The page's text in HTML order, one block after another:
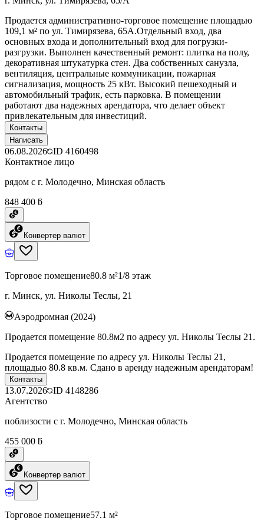
Продается административно-торговое помещение площадью
109,1 м² по ул. Тимирязева, 65А.Отдельный вход, два
основных входа и дополнительный вход для погрузки-
разгрузки. Выполнен качественный ремонт: плитка на полу,
декоративная штукатурка стен. Два собственных санузла,
вентиляция, центральные коммуникации, пожарная
сигнализация, мощность 25 кВт. Высокий пешеходный и
автомобильный трафик, есть парковка. В помещении
работают два надежных арендатора, что делает объект
привлекательным для инвестиций.
Контакты
Написать
06.08.2026 ID 4160498
Контактное лицо
рядом с г. Молодечно, Минская область
848 400 ƃ
Конвертер валют
Торговое помещение80.8 м²1/8 этаж
г. Минск, ул. Николы Теслы, 21
Аэродромная (2024)
Продается помещение 80.8м2 по адресу ул. Николы Теслы 21.
Продается помещение по адресу ул. Николы Теслы 21,
площадью 80.8 кв.м. Сдано в аренду надежным арендаторам!
Контакты
13.07.2026 ID 4148286
Агентство
поблизости с г. Молодечно, Минская область
455 000 ƃ
Конвертер валют
Торговое помещение57.1 м²